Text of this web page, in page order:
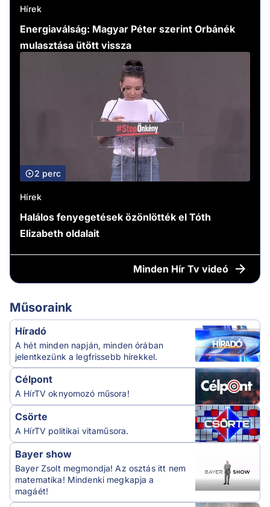
Hírek
Energiaválság: Magyar Péter szerint Orbánék
mulasztása ütött vissza
2 perc
Hírek
Halálos fenyegetések özönlötték el Tóth
Elizabeth oldalait
Minden Hír Tv videó
Műsoraink
Híradó
A hét minden napján, minden órában
jelentkezünk a legfrissebb hírekkel.
Célpont
A HírTV oknyomozó műsora!
Csörte
A HírTV politikai vitaműsora.
Bayer show
Bayer Zsolt megmondja! Az osztás itt nem
matematika! Mindenki megkapja a
magáét!